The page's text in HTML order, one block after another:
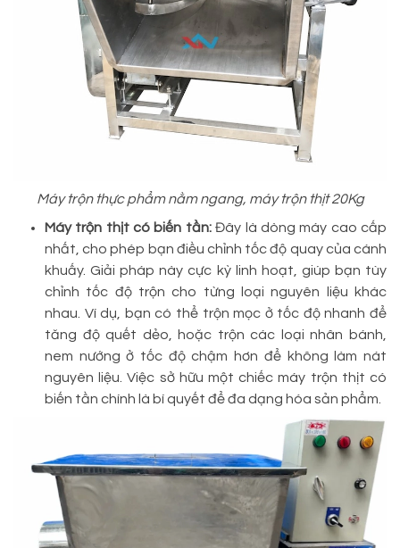
Máy trộn thực phẩm nằm ngang, máy trộn thịt 20Kg
Máy trộn thịt có biến tần:Đây là dòng máy cao cấp
nhất, cho phép bạn điều chỉnh tốc độ quay của cánh
khuấy. Giải pháp này cực kỳ linh hoạt, giúp bạn tùy
chỉnh tốc độ trộn cho từng loại nguyên liệu khác
nhau. Ví dụ, bạn có thể trộn mọc ở tốc độ nhanh để
tăng độ quết dẻo, hoặc trộn các loại nhân bánh,
nem nướng ở tốc độ chậm hơn để không làm nát
nguyên liệu. Việc sở hữu một chiếc máy trộn thịt có
biến tần chính là bí quyết để đa dạng hóa sản phẩm.